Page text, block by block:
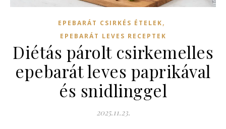
EPEBARÁT CSIRKÉS ÉTELEK,
EPEBARÁT LEVES RECEPTEK
Diétás párolt csirkemelles
epebarát leves paprikával
és snidlinggel
2025.11.23.